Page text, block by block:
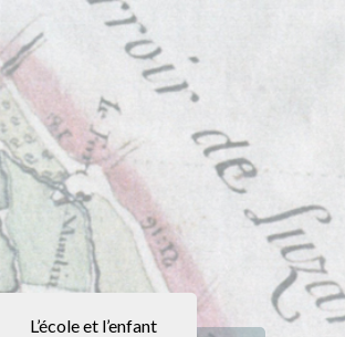
L’école et l’enfant